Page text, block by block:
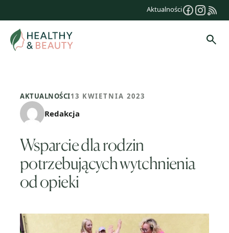
treści
Aktualności
AKTUALNOŚCI13 KWIETNIA 2023
Redakcja
Wsparcie dla rodzin
potrzebujących wytchnienia
od opieki